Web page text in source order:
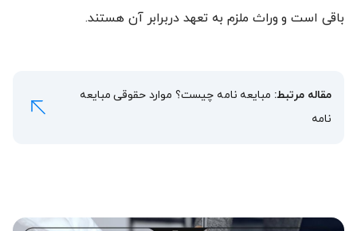
باقی است و وراث ملزم به تعهد دربرابر آن هستند.
مقاله مرتبط: مبایعه نامه چیست؟ موارد حقوقی مبایعه
نامه